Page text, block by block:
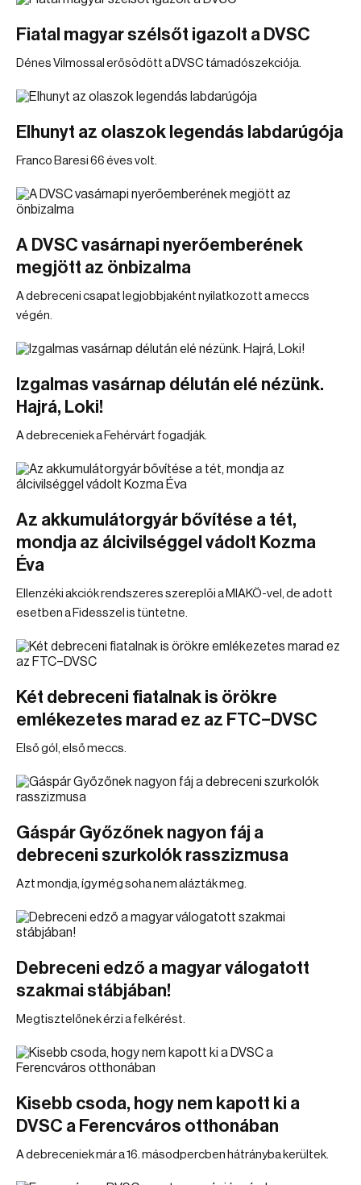
Fiatal magyar szélsőt igazolt a DVSC
Dénes Vilmossal erősödött a DVSC támadószekciója.
Elhunyt az olaszok legendás labdarúgója
Franco Baresi 66 éves volt.
A DVSC vasárnapi nyerőemberének
megjött az önbizalma
A debreceni csapat legjobbjaként nyilatkozott a meccs
végén.
Izgalmas vasárnap délután elé nézünk.
Hajrá, Loki!
A debreceniek a Fehérvárt fogadják.
Az akkumulátorgyár bővítése a tét,
mondja az álcivilséggel vádolt Kozma
Éva
Ellenzéki akciók rendszeres szereplői a MIAKÖ-vel, de adott
esetben a Fidesszel is tüntetne.
Két debreceni fiatalnak is örökre
emlékezetes marad ez az FTC–DVSC
Első gól, első meccs.
Gáspár Győzőnek nagyon fáj a
debreceni szurkolók rasszizmusa
Azt mondja, így még soha nem alázták meg.
Debreceni edző a magyar válogatott
szakmai stábjában!
Megtisztelőnek érzi a felkérést.
Kisebb csoda, hogy nem kapott ki a
DVSC a Ferencváros otthonában
A debreceniek már a 16. másodpercben hátrányba kerültek.